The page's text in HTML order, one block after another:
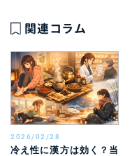
関連コラム
2026/02/28
冷え性に漢方は効く？当